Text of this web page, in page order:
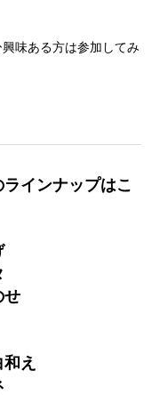
味ある方は参加してみ
インナップはこ
せ
え